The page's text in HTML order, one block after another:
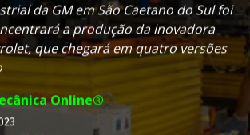
da GM em São Caetano do Sul foi
a produção da inovadora
que chegará em quatro versões
Online®